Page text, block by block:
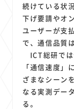
続けている状
下げ要請やオ
ユーザーが支
で、通信品質
ICT総研では
「通信速度」
ざまなシーン
なる実測デー
る。